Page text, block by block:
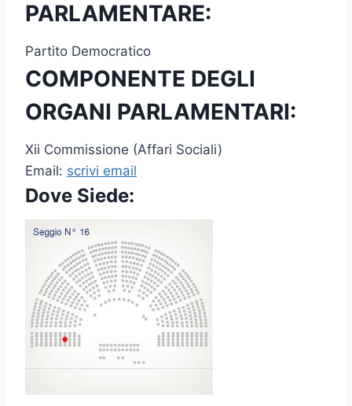
PARLAMENTARE:
Partito Democratico
COMPONENTE DEGLI
ORGANI PARLAMENTARI:
Xii Commissione (Affari Sociali)
Email: scrivi email
Dove Siede: